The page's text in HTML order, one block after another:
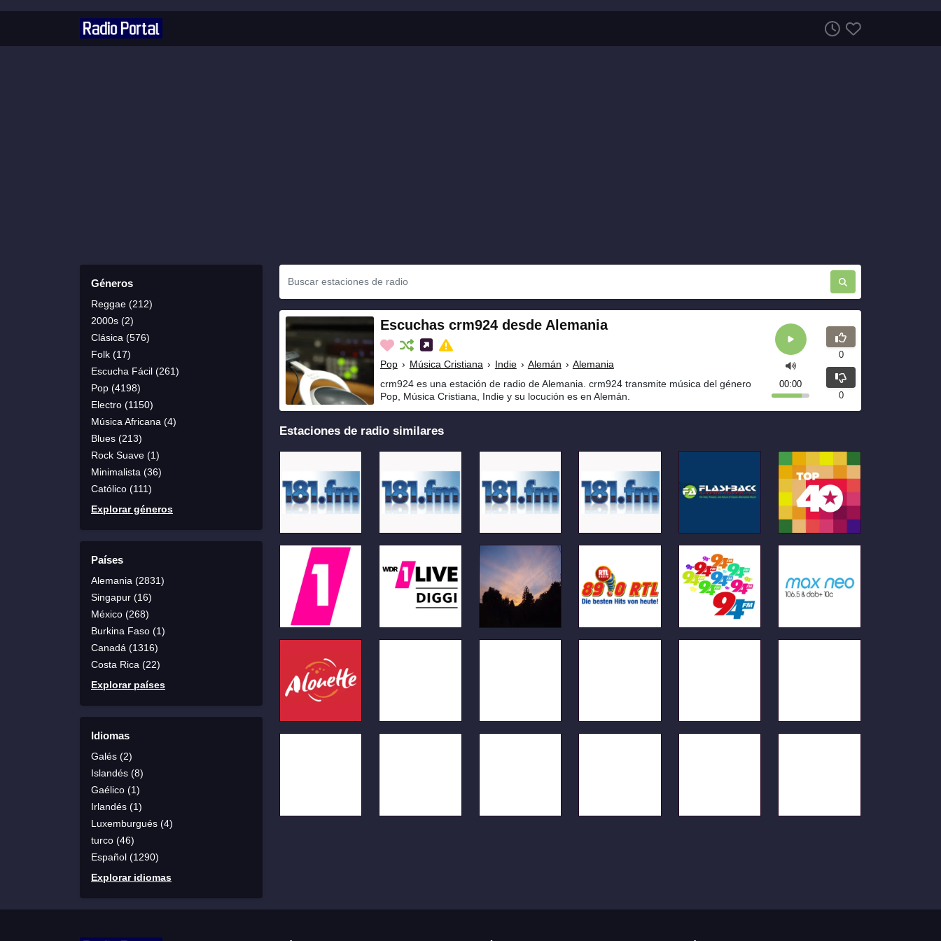
Géneros
Reggae (212)
2000s (2)
Clásica (576)
Folk (17)
Escucha Fácil (261)
Pop (4198)
Electro (1150)
Música Africana (4)
Blues (213)
Rock Suave (1)
Minimalista (36)
Católico (111)
Explorar géneros
Países
Alemania (2831)
Singapur (16)
México (268)
Burkina Faso (1)
Canadá (1316)
Costa Rica (22)
Explorar países
Idiomas
Galés (2)
Islandés (8)
Gaélico (1)
Irlandés (1)
Luxemburgués (4)
turco (46)
Español (1290)
Explorar idiomas
Escuchas crm924 desde Alemania
Pop › Música Cristiana › Indie › Alemán › Alemania
crm924 es una estación de radio de Alemania. crm924 transmite música del género
Pop, Música Cristiana, Indie y su locución es en Alemán.
00:00
0
0
Estaciones de radio similares